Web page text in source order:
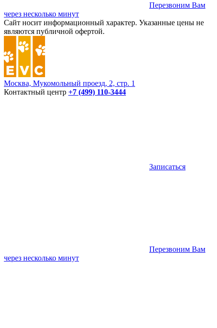
Перезвоним Вам
через несколько минут
Сайт носит информационный характер. Указанные цены не
являются публичной офертой.
Москва, Мукомольный проезд, 2, стр. 1
Контактный центр +7 (499) 110-3444
Записаться
Перезвоним Вам
через несколько минут